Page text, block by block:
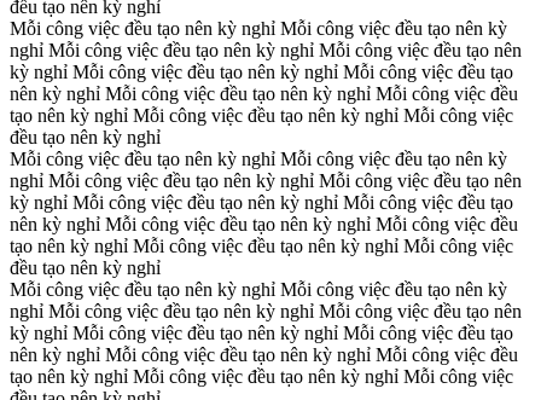
đều tạo nên kỳ nghỉ
Mỗi công việc đều tạo nên kỳ nghỉ Mỗi công việc đều tạo nên kỳ
nghỉ Mỗi công việc đều tạo nên kỳ nghỉ Mỗi công việc đều tạo nên
kỳ nghỉ Mỗi công việc đều tạo nên kỳ nghỉ Mỗi công việc đều tạo
nên kỳ nghỉ Mỗi công việc đều tạo nên kỳ nghỉ Mỗi công việc đều
tạo nên kỳ nghỉ Mỗi công việc đều tạo nên kỳ nghỉ Mỗi công việc
đều tạo nên kỳ nghỉ
Mỗi công việc đều tạo nên kỳ nghỉ Mỗi công việc đều tạo nên kỳ
nghỉ Mỗi công việc đều tạo nên kỳ nghỉ Mỗi công việc đều tạo nên
kỳ nghỉ Mỗi công việc đều tạo nên kỳ nghỉ Mỗi công việc đều tạo
nên kỳ nghỉ Mỗi công việc đều tạo nên kỳ nghỉ Mỗi công việc đều
tạo nên kỳ nghỉ Mỗi công việc đều tạo nên kỳ nghỉ Mỗi công việc
đều tạo nên kỳ nghỉ
Mỗi công việc đều tạo nên kỳ nghỉ Mỗi công việc đều tạo nên kỳ
nghỉ Mỗi công việc đều tạo nên kỳ nghỉ Mỗi công việc đều tạo nên
kỳ nghỉ Mỗi công việc đều tạo nên kỳ nghỉ Mỗi công việc đều tạo
nên kỳ nghỉ Mỗi công việc đều tạo nên kỳ nghỉ Mỗi công việc đều
tạo nên kỳ nghỉ Mỗi công việc đều tạo nên kỳ nghỉ Mỗi công việc